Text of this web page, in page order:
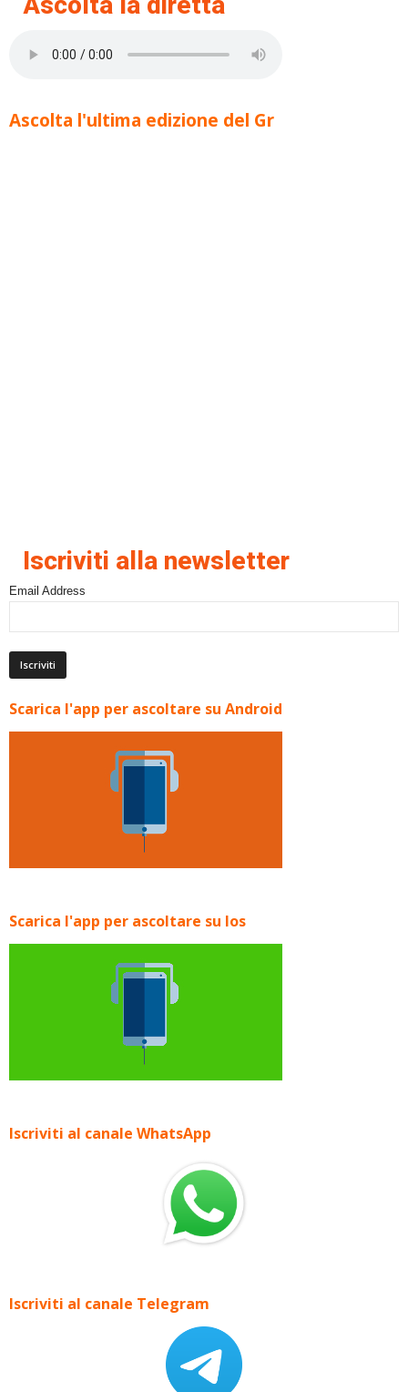
Ascolta l'ultima edizione del Gr
Iscriviti alla newsletter
Email Address
Scarica l'app per ascoltare su Android
Scarica l'app per ascoltare su Ios
Iscriviti al canale WhatsApp
Iscriviti al canale Telegram